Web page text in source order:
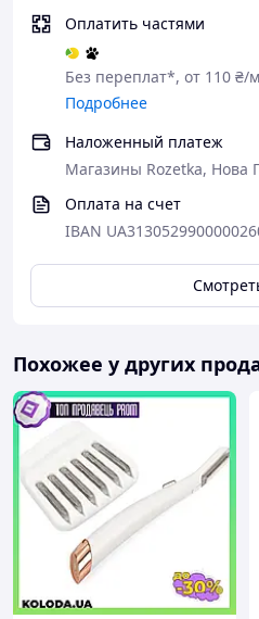
Оплатить частями
Без переплат*, от 110 ₴/
Подробнее
Наложенный платеж
Магазины Rozetka, Нова
Оплата на счет
IBAN
Похожее у других